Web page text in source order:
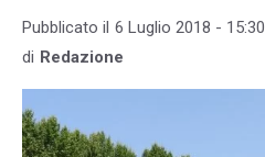
Pubblicato il 6 Luglio 2018 - 15:30
di Redazione